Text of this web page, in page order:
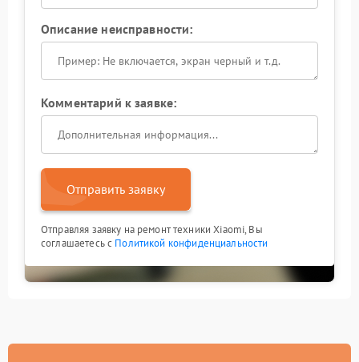
Описание неисправности:
Комментарий к заявке:
Отправить заявку
Отправляя заявку на ремонт техники Xiaomi, Вы
соглашаетесь с Политикой конфиденциальности